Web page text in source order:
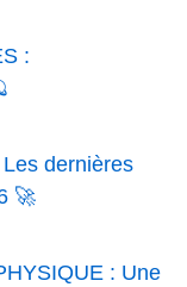
:
dernières
🚀
: Une